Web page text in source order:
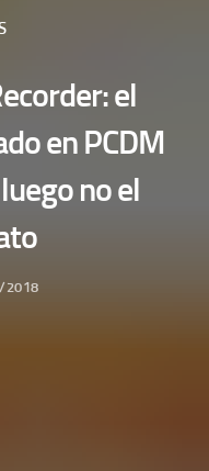
el
en PCDM
no el
2018